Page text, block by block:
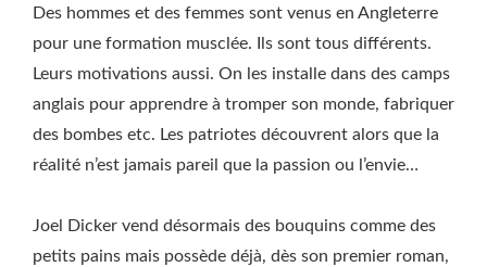
Des hommes et des femmes sont venus en Angleterre
pour une formation musclée. Ils sont tous différents.
Leurs motivations aussi. On les installe dans des camps
anglais pour apprendre à tromper son monde, fabriquer
des bombes etc. Les patriotes découvrent alors que la
réalité n’est jamais pareil que la passion ou l’envie…
Joel Dicker vend désormais des bouquins comme des
petits pains mais possède déjà, dès son premier roman,